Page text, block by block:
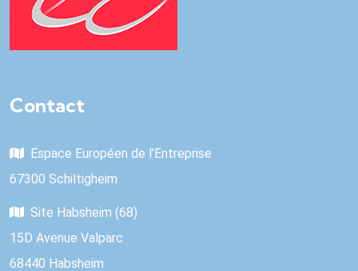
Contact
Espace Européen de l’Entreprise
67300 Schiltigheim
Site Habsheim (68)
15D Avenue Valparc
68440 Habsheim